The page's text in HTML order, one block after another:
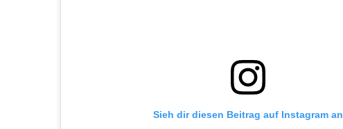
Sieh dir diesen Beitrag auf Instagram an